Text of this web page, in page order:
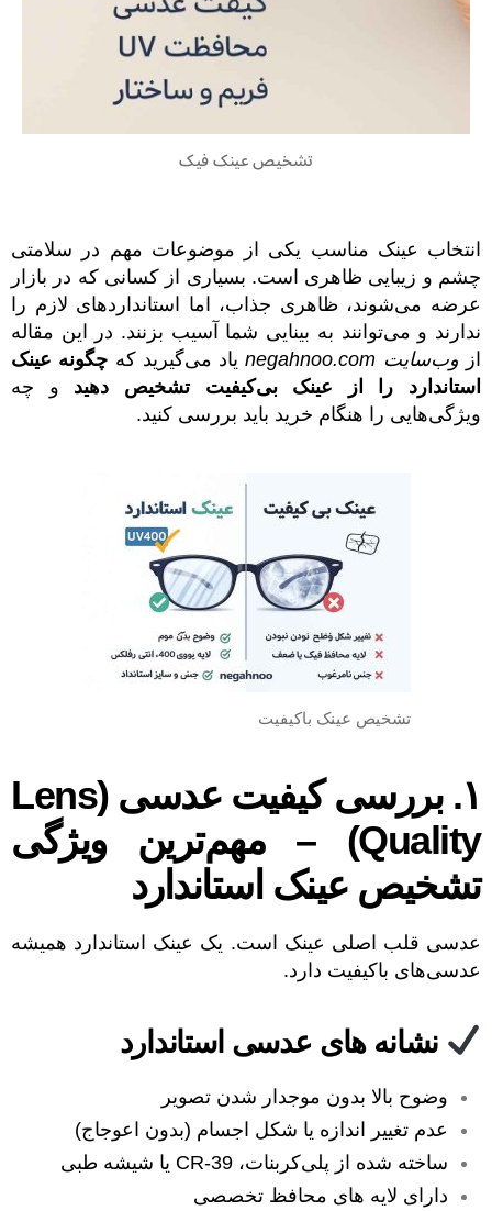
تشخیص عینک فیک
انتخاب عینک مناسب یکی از موضوعات مهم در سلامتی
چشم و زیبایی ظاهری است. بسیاری از کسانی که در بازار
عرضه می‌شوند، ظاهری جذاب، اما استانداردهای لازم را
ندارند و می‌توانند به بینایی شما آسیب بزنند. در این مقاله
از وب‌سایت negahnoo.com یاد می‌گیرید که چگونه عینک
استاندارد را از عینک بی‌کیفیت تشخیص دهید و چه
ویژگی‌هایی را هنگام خرید باید بررسی کنید.
تشخیص عینک باکیفیت
۱. بررسی کیفیت عدسی (Lens
Quality) – مهم‌ترین ویژگی
تشخیص عینک استاندارد
عدسی قلب اصلی عینک است. یک عینک استاندارد همیشه
عدسی‌های باکیفیت دارد.
نشانه های عدسی استاندارد
وضوح بالا بدون موجدار شدن تصویر
عدم تغییر اندازه یا شکل اجسام (بدون اعوجاج)
ساخته شده از پلی‌کربنات، CR-39 یا شیشه طبی
دارای لایه های محافظ تخصصی